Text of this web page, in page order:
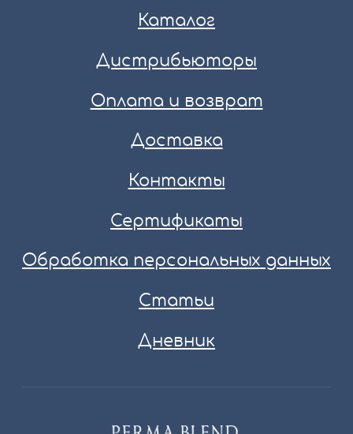
Каталог
Дистрибьюторы
Оплата и возврат
Доставка
Контакты
Сертификаты
Обработка персональных данных
Статьи
Дневник